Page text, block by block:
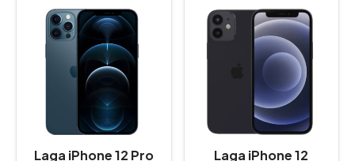
Laga iPhone 12 Pro Laga iPhone 12